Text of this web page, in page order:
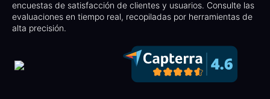
encuestas de satisfacción de clientes y usuarios. Consulte las
evaluaciones en tiempo real, recopiladas por herramientas de
alta precisión.